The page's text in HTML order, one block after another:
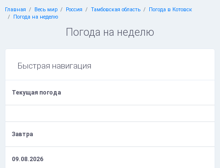
Главная Весь мир Россия Тамбовская область
Погода в Котовск
Погода на неделю
Погода на неделю
Быстрая навигация
Текущая погода
Завтра
09.08.2026